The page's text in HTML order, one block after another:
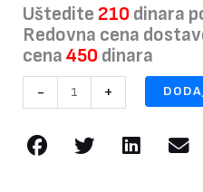
Uštedite 210 dinara
Redovna cena
cena450 dinara
-
Premium
Y33
+